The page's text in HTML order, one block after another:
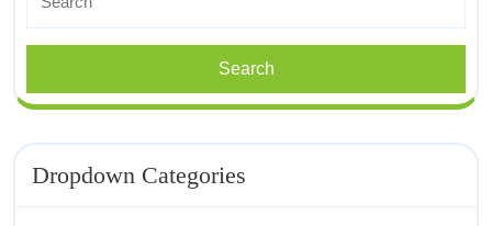
for:
Dropdown Categories